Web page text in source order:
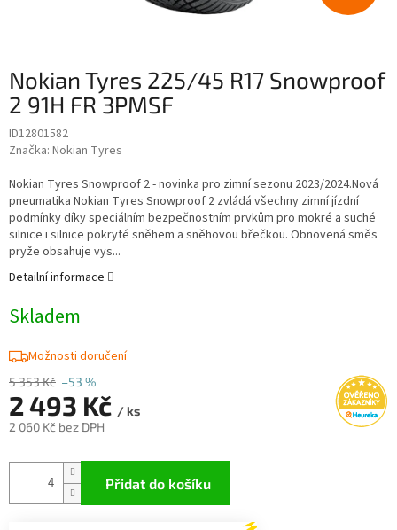
Nokian Tyres 225/45 R17 Snowproof
2 91H FR 3PMSF
ID12801582
Značka: Nokian Tyres
5 353 Kč –53 %
2 493 Kč / ks
2 060 Kč bez DPH
Skladem
Možnosti doručení
Přidat do košíku
Nokian Tyres Snowproof 2 - novinka pro zimní sezonu 2023/2024.Nová
pneumatika Nokian Tyres Snowproof 2 zvládá všechny zimní jízdní
podmínky díky speciálním bezpečnostním prvkům pro mokré a suché
silnice i silnice pokryté sněhem a sněhovou břečkou. Obnovená směs
pryže obsahuje vys...
Detailní informace